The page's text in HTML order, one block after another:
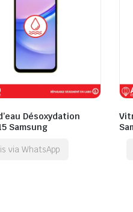
Désoxydation
Samsung
via WhatsApp